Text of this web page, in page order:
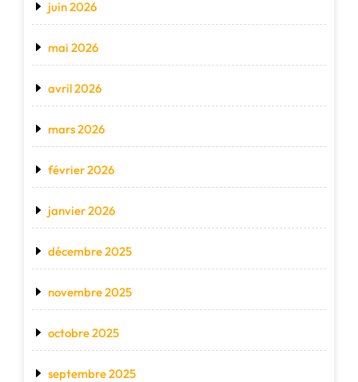
juin 2026
mai 2026
avril 2026
mars 2026
février 2026
janvier 2026
décembre 2025
novembre 2025
octobre 2025
septembre 2025